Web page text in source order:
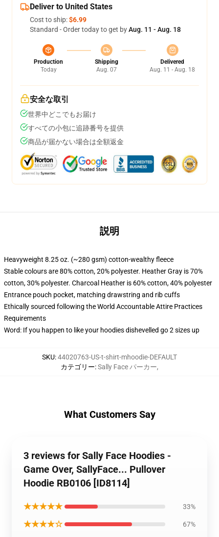
Deliver to United States
Cost to ship:$6.99
Standard - Order today to get byAug. 11 - Aug. 18
Production
Today
Shipping
Aug. 07
Delivered
Aug. 11 - Aug. 18
安全な取引
世界中どこでもお届け
すべての小包に追跡番号を提供
商品が届かない場合は全額返金
説明
Heavyweight 8.25 oz. (~280 gsm) cotton-wealthy fleece
Stable colours are 80% cotton, 20% polyester. Heather Gray is 70%
cotton, 30% polyester. Charcoal Heather is 60% cotton, 40% polyester
Entrance pouch pocket, matching drawstring and rib cuffs
Ethically sourced following the World Accountable Attire Practices
Requirements
Word: If you happen to like your hoodies dishevelled go 2 sizes up
SKU:44020763-US-t-shirt-mhoodie-DEFAULT
カテゴリー:Sally Face パーカー,
What Customers Say
3 reviews for Sally Face Hoodies -
Game Over, SallyFace... Pullover
Hoodie RB0106 [ID8114]
★★★★★ 33%
★★★★☆ 67%